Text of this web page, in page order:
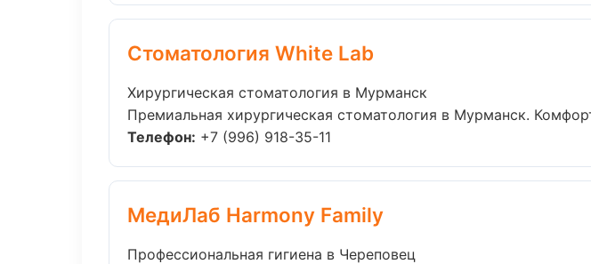
Стоматология White Lab
Хирургическая стоматология в Мурманск
Премиальная хирургическая стоматология в Мурманск.
Телефон: +7 (996) 918-35-11
МедиЛаб Harmony Family
Профессиональная гигиена в Череповец